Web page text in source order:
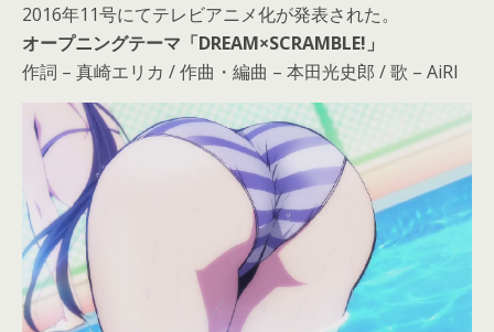
2016年11号にてテレビアニメ化が発表された。
オープニングテーマ「DREAM×SCRAMBLE!」
作詞 – 真崎エリカ / 作曲・編曲 – 本田光史郎 / 歌 – AiRI